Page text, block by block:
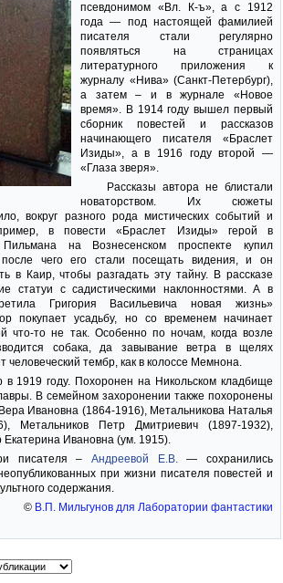
псевдонимом «Вл. К-ъ», а с 1912
года — под настоящей фамилией
писателя стали регулярно
появляться на страницах
литературного приложения к
журналу «Нива» (Санкт-Петербург),
а затем – и в журнале «Новое
время». В 1914 году вышел первый
сборник повестей и рассказов
начинающего писателя «Браслет
Изиды», а в 1916 году второй —
«Глаза зверя».
Рассказы автора не блистали
новаторством. Их сюжеты
вокруг разного рода мистических событий и
в повести «Браслет Изиды» герой в
на Вознесенском проспекте купил
после чего его стали посещать видения, и он
в Каир, чтобы разгадать эту тайну. В рассказе
с садистическими наклонностями. А в
Григория Васильевича новая жизнь»
покупает усадьбу, но со временем начинает
что-то не так. Особенно по ночам, когда возле
собака, да завывание ветра в щелях
человеческий тембр, как в колоссе Мемнона.
в 1919 году. Похоронен на Никольском кладбище
В семейном захоронении также похоронены
Ивановна (1864-1916), Метальникова Наталья
Метальников Петр Дмитриевич (1897-1932),
Екатерина Ивановна (ум. 1915).
писателя –Андреевой Е.В.— сохранились
при жизни писателя повестей и
содержания.
© В.П. Мильгунов для Лаборатории фантастики